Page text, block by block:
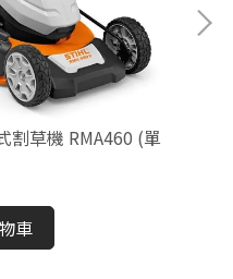
草機 RMA460 (單
車